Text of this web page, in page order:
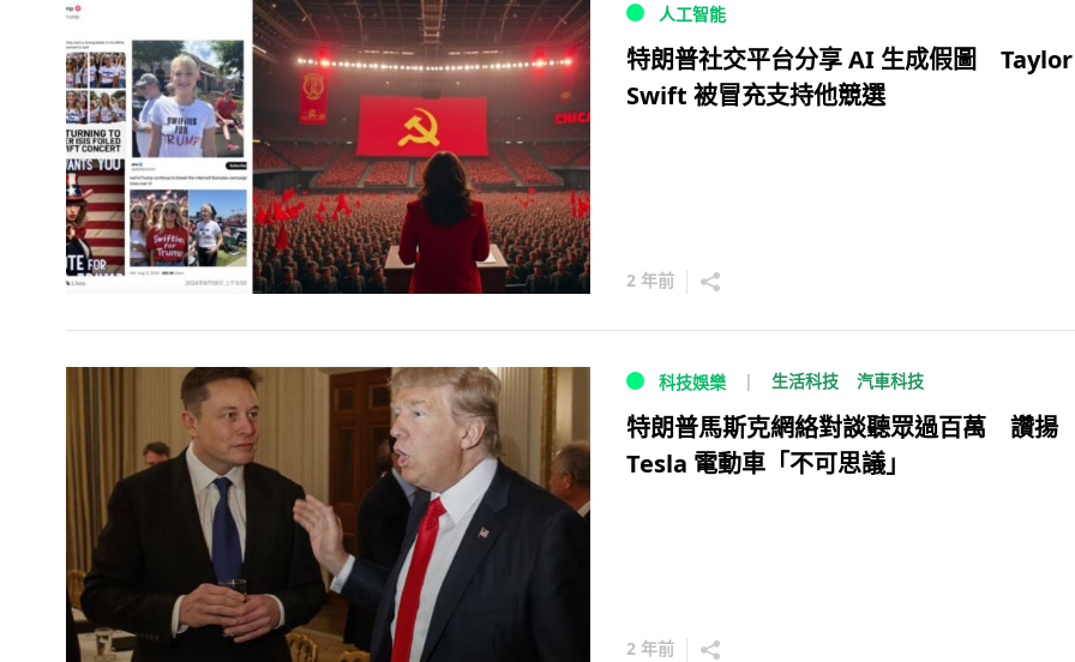
人工智能
特朗普社交平台分享 AI 生成假圖 Taylor
Swift 被冒充支持他競選
2 年前
科技娛樂 生活科技 汽車科技
特朗普馬斯克網絡對談聽眾過百萬 讚揚
Tesla 電動車「不可思議」
2 年前